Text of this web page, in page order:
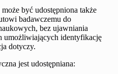
być udostępniona także
badawczemu do
bez ujawniania
umożliwiających identyfikację
dotyczy.
jest udostępniana: